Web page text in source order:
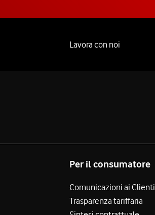
Lavora con noi
Per il consumatore
Comunicazioni ai Clienti
Trasparenza tariffaria